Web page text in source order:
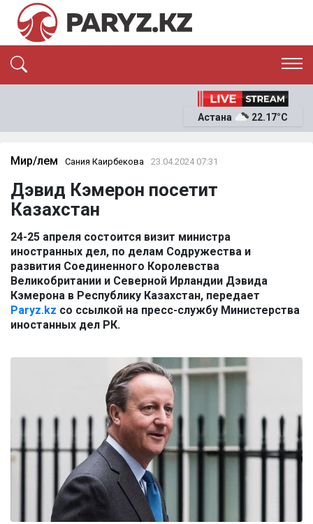
ЭКОНОМИКА
ОҚИҒА
News
Астана 22.17°C
Мир/Әлем Сания Каирбекова 23.04.2024 07:31
Дэвид Кэмерон посетит
Казахстан
24-25 апреля состоится визит министра
иностранных дел, по делам Содружества и
развития Соединенного Королевства
Великобритании и Северной Ирландии Дэвида
Кэмерона в Республику Казахстан, передает
Paryz.kz со ссылкой на пресс-службу Министерства
иностанных дел РК.